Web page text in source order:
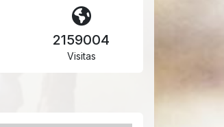
2159004
Visitas